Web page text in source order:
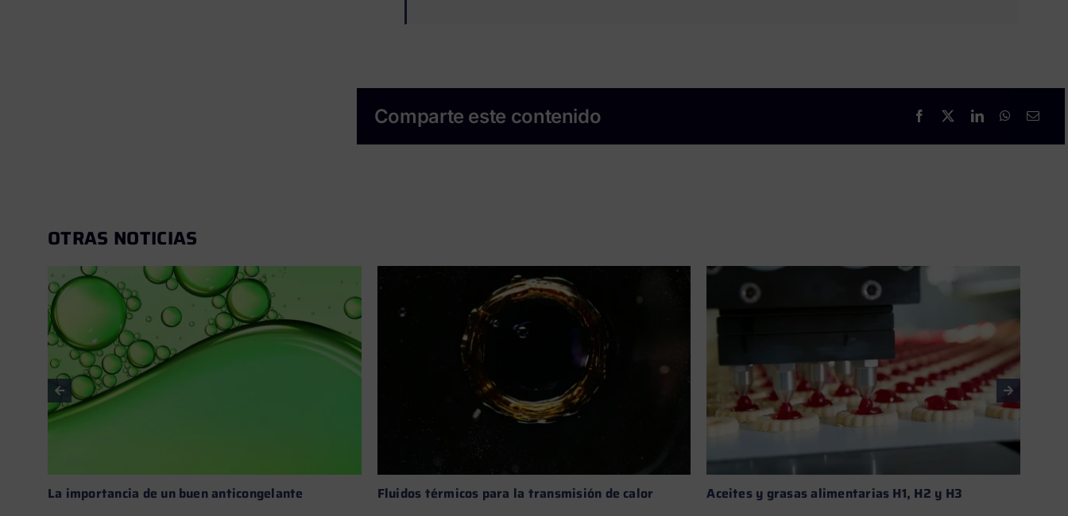
Comparte este contenido
OTRAS NOTICIAS
La importancia de un buen anticongelante Fluidos térmicos para la transmisión de calor Aceites y grasas alimentarias H1, H2 y H3